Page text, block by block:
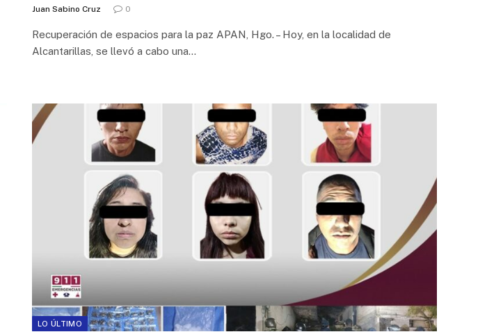
Juan Sabino Cruz 0
Recuperación de espacios para la paz APAN, Hgo. – Hoy, en la localidad de
Alcantarillas, se llevó a cabo una…
LO ÚLTIMO